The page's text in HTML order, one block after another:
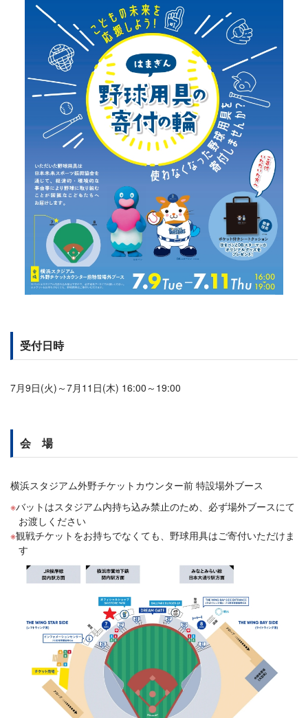
受付日時
7月9日(火)～7月11日(木) 16:00～19:00
会 場
横浜スタジアム外野チケットカウンター前 特設場外ブース
バットはスタジアム内持ち込み禁止のため、必ず場外ブースにて
お渡しください
観戦チケットをお持ちでなくても、野球用具はご寄付いただけま
す